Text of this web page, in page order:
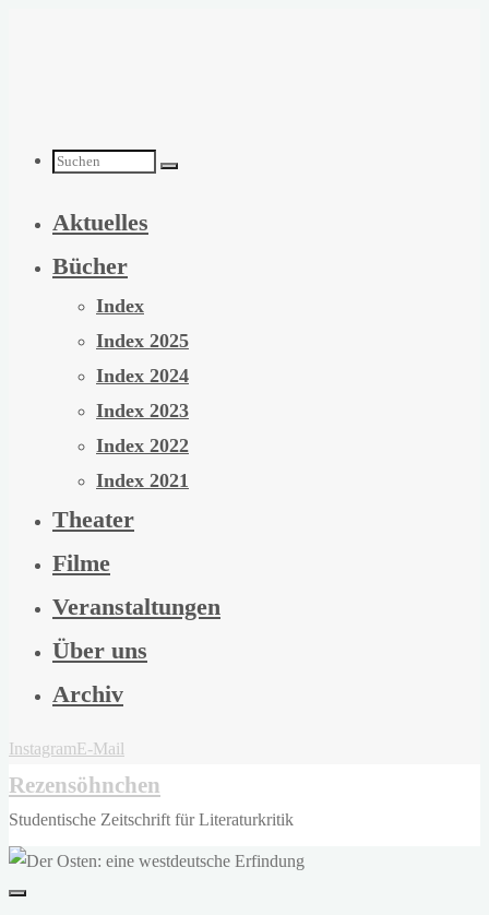
Suchen
nach:
Aktuelles
Bücher
Index
Index 2025
Index 2024
Index 2023
Index 2022
Index 2021
Theater
Filme
Veranstaltungen
Über uns
Archiv
InstagramE-Mail
Rezensöhnchen
Studentische Zeitschrift für Literaturkritik